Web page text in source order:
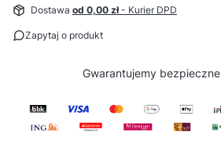
Dostawa od 0,00 zł- Kurier DPD
Zapytaj o produkt
Gwarantujemy bezpieczne